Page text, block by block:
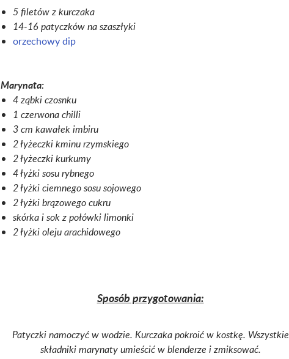
5 filetów z kurczaka
14-16 patyczków na szaszłyki
orzechowy dip
Marynata:
4 ząbki czosnku
1 czerwona chilli
3 cm kawałek imbiru
2 łyżeczki kminu rzymskiego
2 łyżeczki kurkumy
4 łyżki sosu rybnego
2 łyżki ciemnego sosu sojowego
2 łyżki brązowego cukru
skórka i sok z połówki limonki
2 łyżki oleju arachidowego
Sposób przygotowania:
Patyczki namoczyć w wodzie. Kurczaka pokroić w kostkę. Wszystkie
składniki marynaty umieścić w blenderze i zmiksować.